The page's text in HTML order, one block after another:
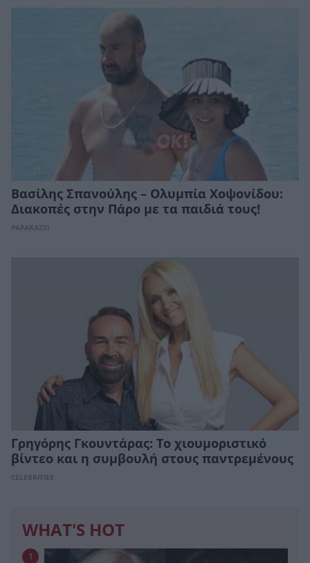
Βασίλης Σπανούλης – Ολυμπία Χοψονίδου:
Διακοπές στην Πάρο με τα παιδιά τους!
PAPARAZZI
Γρηγόρης Γκουντάρας: Το χιουμοριστικό
βίντεο και η συμβουλή στους παντρεμένους
CELEBRITIES
WHAT'S HOT
1